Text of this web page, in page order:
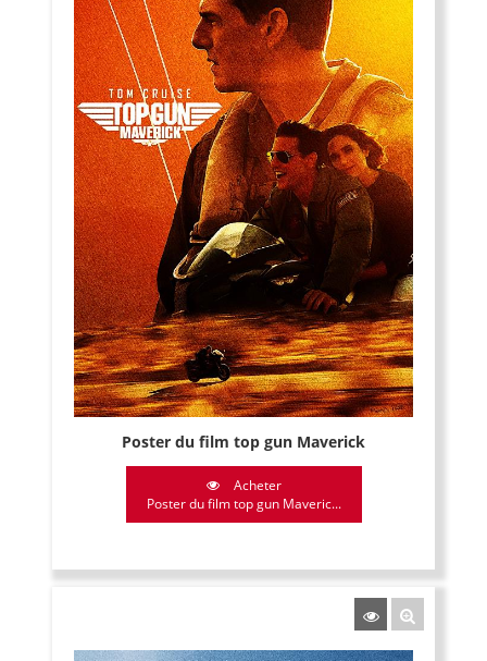
Poster du film top gun Maverick
Acheter
Poster du film top gun Maveric...